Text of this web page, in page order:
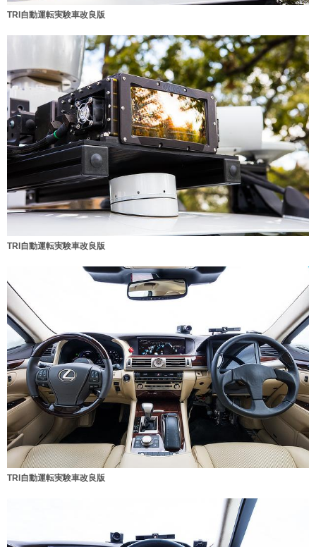
TRI自動運転実験車改良版
TRI自動運転実験車改良版
TRI自動運転実験車改良版